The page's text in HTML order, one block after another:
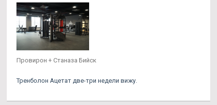
Провирон + Станаза Бийск
Тренболон Ацетат две-три недели вижу.